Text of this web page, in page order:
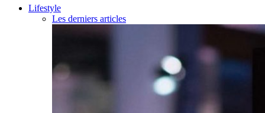
Lifestyle
Les derniers articles